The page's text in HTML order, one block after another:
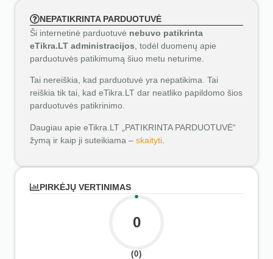
NEPATIKRINTA PARDUOTUVĖ
Ši internetinė parduotuvė nebuvo patikrinta
eTikra.LT administracijos , todėl duomenų apie
parduotuvės patikimumą šiuo metu neturime.
Tai nereiškia, kad parduotuvė yra nepatikima. Tai
reiškia tik tai, kad eTikra.LT dar neatliko papildomo šios
parduotuvės patikrinimo.
Daugiau apie eTikra.LT „PATIKRINTA PARDUOTUVĖ“
žymą ir kaip ji suteikiama – skaityti
PIRKĖJŲ VERTINIMAS
0
(0)